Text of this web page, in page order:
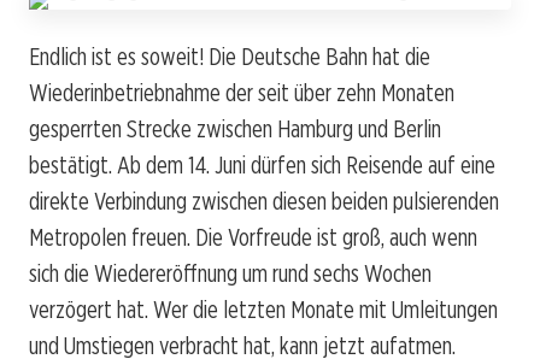
Endlich ist es soweit! Die Deutsche Bahn hat die
Wiederinbetriebnahme der seit über zehn Monaten
gesperrten Strecke zwischen Hamburg und Berlin
bestätigt. Ab dem 14. Juni dürfen sich Reisende auf eine
direkte Verbindung zwischen diesen beiden pulsierenden
Metropolen freuen. Die Vorfreude ist groß, auch wenn
sich die Wiedereröffnung um rund sechs Wochen
verzögert hat. Wer die letzten Monate mit Umleitungen
und Umstiegen verbracht hat, kann jetzt aufatmen.